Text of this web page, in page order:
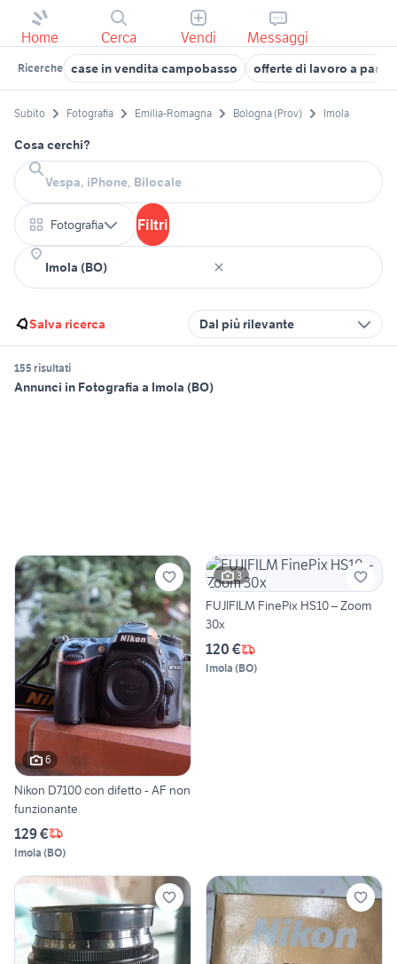
Home Cerca Vendi Messaggi
Ricerche case in vendita campobasso offerte di lavoro a parma
Subito Fotografia Emilia-Romagna Bologna (Prov) Imola
Cosa cerchi?
Fotografia Filtri
Salva ricerca Dal più rilevante
155 risultati
Annunci in Fotografia a Imola (BO)
6
Nikon D7100 con difetto - AF non
funzionante
129 €
Imola (BO)
3
FUJIFILM FinePix HS10 – Zoom
30x
120 €
Imola (BO)